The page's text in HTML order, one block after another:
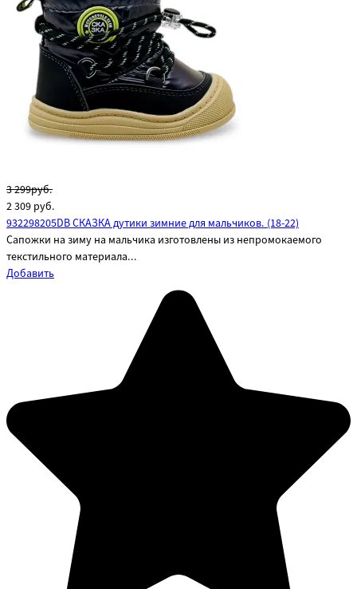
3 299руб.
2 309 руб.
932298205DB СКАЗКА дутики зимние для мальчиков. (18-22)
Сапожки на зиму на мальчика изготовлены из непромокаемого
текстильного материала...
Добавить